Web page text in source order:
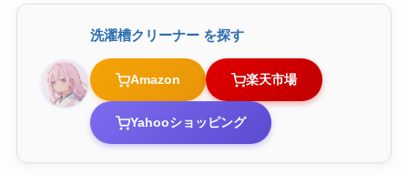
洗濯槽クリーナー を探す
Amazon 楽天市場
Yahooショッピング